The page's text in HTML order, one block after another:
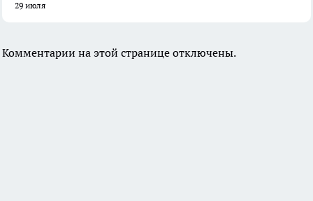
29 июля
Комментарии на этой странице отключены.